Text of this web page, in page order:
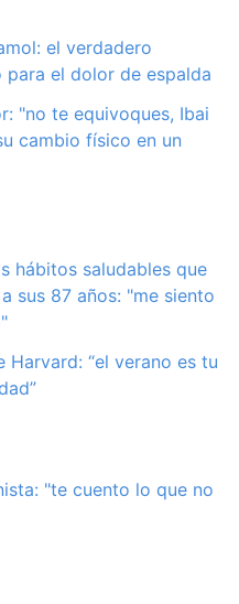
el verdadero
el dolor de espalda
"no te equivoques, Ibai
cambio físico en un
hábitos saludables que
sus 87 años: "me siento
“el verano es tu
"te cuento lo que no